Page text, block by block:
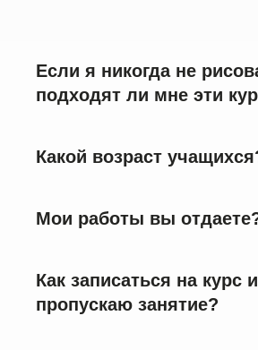
Если я никогда не
подходят ли мне эти
Какой возраст
Мои работы вы
Как записаться на курс
пропускаю занятие?
Контактыстудии
"Аля Прима"